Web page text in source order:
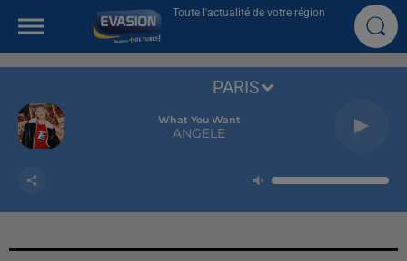
Toute l'actualité de votre région
What You Want
ANGELE
PARIS